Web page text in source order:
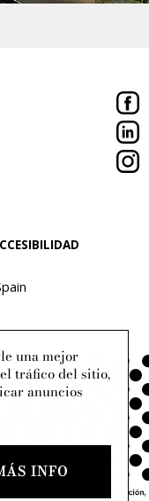
una mejor
tráfico del sitio,
anuncios
INFO